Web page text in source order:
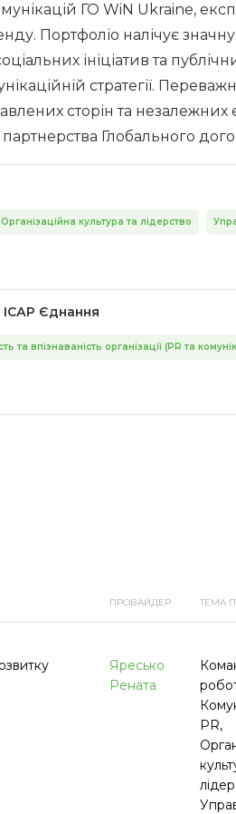
ГО WiN Ukraine,
Портфоліо налічує
ініціатив та
стратегії.
сторін та
партнерства Глобального
Організаційна культура та лідерство
ІСАР Єднання
та впізнаваність організації (PR та
ПРОВАЙДЕР ТЕМА
Яресько
Рената
PR,